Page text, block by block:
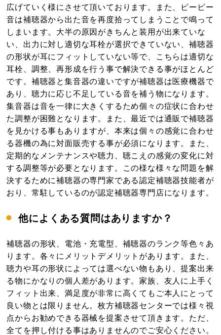
広げていく様にさせて頂いております。また、ピーピー
音は補聴器から出た音を再度拾ってしまうことで鳴って
しまいます。大半の原因がきちんと装用が出来ていな
い、出力に対し適切な耳栓が選択できていない、補聴器
の形状が耳にフィットしていない等で、こちらは適切な
耳栓、調整、再形成を行う事で解決できる事がほとんど
です。補聴器と集音器の違いですが補聴器は医療機器で
あり、聴力に応じ不足している音を補う物になります。
集音器は音を一律に大きくするため個々の症状に合わせ
た調整が困難となります。また、最近では通販で補聴器
を見かける事もありますが、本来は個々の感覚に合わせ
る器機の為に対面販売する事が必須になります。また、
定期的なメンテナンスや聴力、聴こえの感覚の変化に対
する調整等が必要となります。この様な様々な問題を解
決するために補聴器の専門家である認定補聴器技能者が
おり、常駐しているのが認定補聴器専門店になります。
他によくある質問はありますか？
補聴器の形状、電池・充電型、補聴器のランク等色々あ
ります。各々にメリットデメリットがあります。また、
聴力や耳の形状によっては選べない物もあり、提案出来
る物にかなりの個人差があります。家族、友人に上手く
フィット出来、満足度が非常に高くてもご本人にとって
良い物とは限りません。枚方補聴器センターでは様々視
点からお勧めできる器械を提案させて頂きます。ただ、
全てを押し付ける事はありませんのでご安心ください。